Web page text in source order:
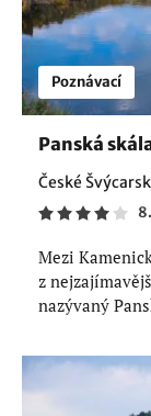
Poznávací
Panská
České
Mezi
z
nazývaný